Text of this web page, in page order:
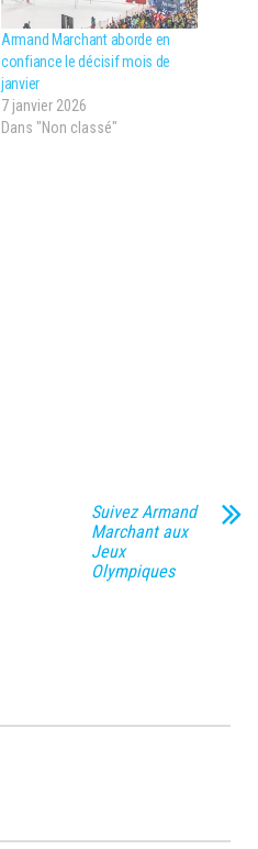
Armand Marchant aborde en
confiance le décisif mois de
janvier
7 janvier 2026
Dans "Non classé"
Suivez Armand
Marchant aux
Jeux
Olympiques